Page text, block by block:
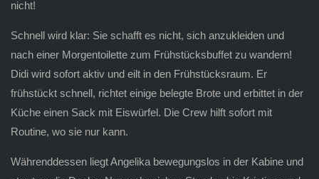
nicht!
Schnell wird klar: Sie schafft es nicht, sich anzukleiden und
nach einer Morgentoilette zum Frühstücksbuffet zu wandern!
Didi wird sofort aktiv und eilt in den Frühstücksraum. Er
frühstückt schnell, richtet einige belegte Brote und erbittet in der
Küche einen Sack mit Eiswürfel. Die Crew hilft sofort mit
Routine, wo sie nur kann.
Währenddessen liegt Angelika bewegungslos in der Kabine und